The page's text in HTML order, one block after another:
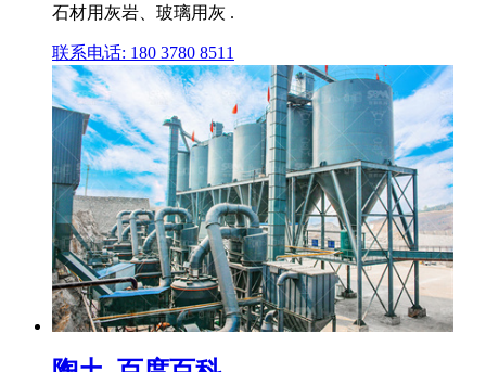
石材用灰岩、玻璃用灰 .
联系电话: 180 3780 8511